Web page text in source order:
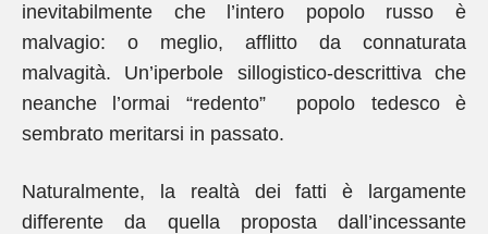
inevitabilmente che l’intero popolo russo è
malvagio: o meglio, afflitto da connaturata
malvagità. Un’iperbole sillogistico-descrittiva che
neanche l’ormai “redento” popolo tedesco è
sembrato meritarsi in passato.
Naturalmente, la realtà dei fatti è largamente
differente da quella proposta dall’incessante